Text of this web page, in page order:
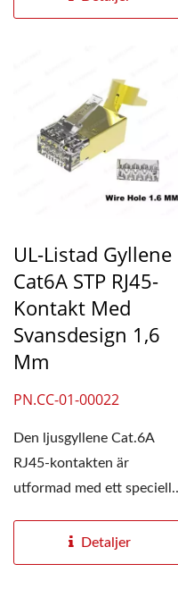
UL-Listad Gyllene
Cat6A STP RJ45-
Kontakt Med
Svansdesign 1,6
Mm
PN.CC-01-00022
Den ljusgyllene Cat.6A
RJ45-kontakten är
utformad med ett speciellt
Detaljer